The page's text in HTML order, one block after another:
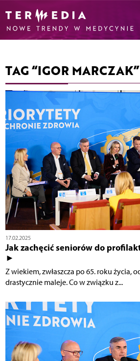
TAG “IGOR MARCZAK”
17.02.2025
Jak zachęcić seniorów do
►
Z wiekiem, zwłaszcza po 65. roku życia,
drastycznie maleje. Co w związku z...